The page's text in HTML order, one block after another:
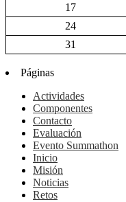
17
24
31
Páginas
Actividades
Componentes
Contacto
Evaluación
Evento Summathon
Inicio
Misión
Noticias
Retos